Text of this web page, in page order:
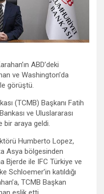
ABD’deki
ve Washington’da
görüştü.
(TCMB) Başkanı Fatih
ve Uluslararası
bir araya geldi.
Humberto Lopez,
Asya bölgesinden
Bjerde ile IFC Türkiye ve
Schloemer’in katıldığı
TCMB Başkan